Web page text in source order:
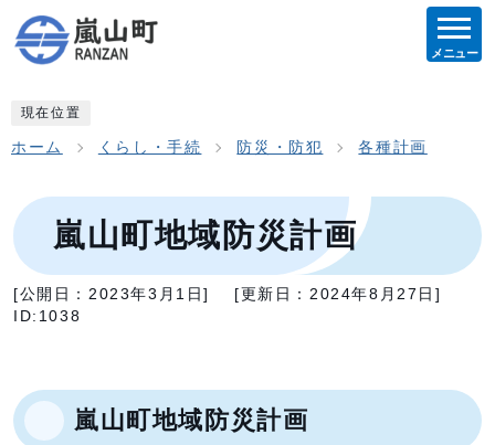
メニュー
現在位置
ホーム くらし・手続 防災・防犯 各種計画
嵐山町地域防災計画
[公開日： 2023年3月1日] [更新日：2024年8月27日]
ID:1038
嵐山町地域防災計画